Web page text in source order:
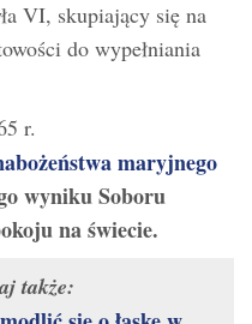
VI, skupiający się na
do wypełniania
r.
maryjnego
wyniku Soboru
na świecie.
także: